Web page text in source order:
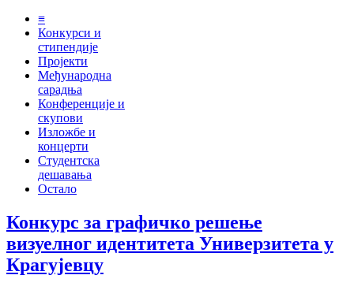
≡
Конкурси и
стипендије
Пројекти
Међународна
сарадња
Конференције и
скупови
Изложбе и
концерти
Студентска
дешавања
Остало
Конкурс за графичко решење
визуелног идентитета Универзитета у
Крагујевцу